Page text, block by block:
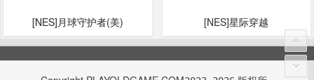
[NES]月球守护者(美) [NES]星际穿越